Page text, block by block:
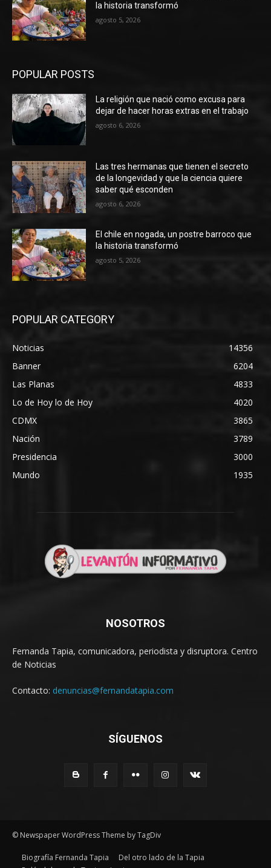
la historia transformó
agosto 5, 2026
POPULAR POSTS
La religión que nació como excusa para
dejar de hacer horas extras en el trabajo
agosto 6, 2026
Las tres hermanas que tienen el secreto
de la longevidad y que la ciencia quiere
saber qué esconden
agosto 6, 2026
El chile en nogada, un postre barroco que
la historia transformó
agosto 5, 2026
POPULAR CATEGORY
Noticias
14356
Banner
6204
Las Planas
4833
Lo de Hoy lo de Hoy
4020
CDMX
3865
Nación
3789
Presidencia
3000
Mundo
1935
NOSOTROS
Fernanda Tapia, comunicadora, periodista y disruptora. Centro
de Noticias
Contacto: denuncias@fernandatapia.com
SÍGUENOS
© Newspaper WordPress Theme by TagDiv
Biografía Fernanda Tapia
Del otro lado de la Tapia